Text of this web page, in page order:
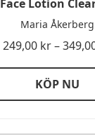
Face Lotion
Maria Åkerberg
249,00 kr–
KÖP NU